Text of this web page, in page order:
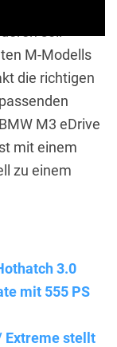
wie viel
soll
M-Modells
die richtigen
M3 eDrive
mit einem
zu einem
3.0
mit 555 PS
Extreme stellt